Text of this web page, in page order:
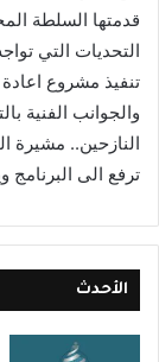
قدمتها السلطة
التحديات التي
تنفيذ مشروع
والجوانب الفنية
النازحين.. مشيرة
ترفع الى البرنامج
الأحدث